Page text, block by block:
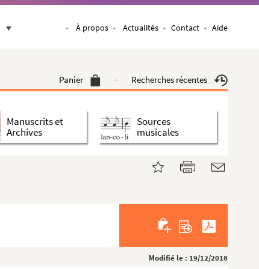
À propos Actualités Contact Aide
Panier Recherches récentes
Manuscrits et
Archives
Sources
musicales
Modifié le : 19/12/2018